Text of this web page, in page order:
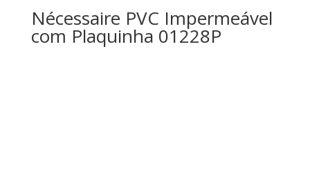
Nécessaire PVC Impermeável
com Plaquinha 01228P